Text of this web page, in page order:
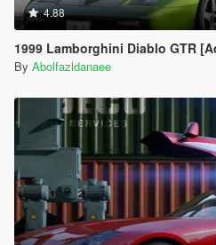
4.88
1999 Lamborghini Diablo GTR [Add-On
By Abolfazldanaee